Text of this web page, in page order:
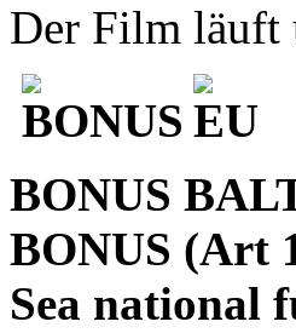
Der Film läuft
BONUS
BONUS (Art
Sea national